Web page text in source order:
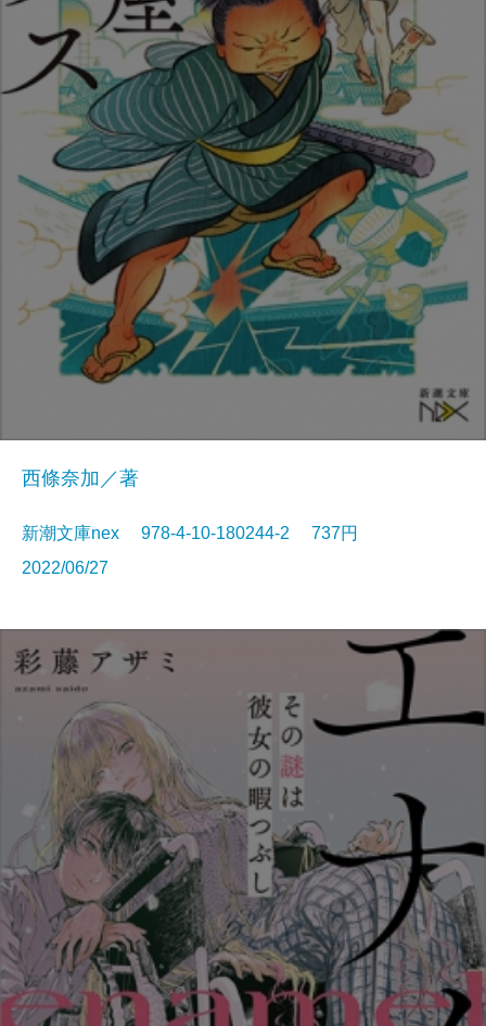
西條奈加／著
新潮文庫nex 978-4-10-180244-2 737円
2022/06/27